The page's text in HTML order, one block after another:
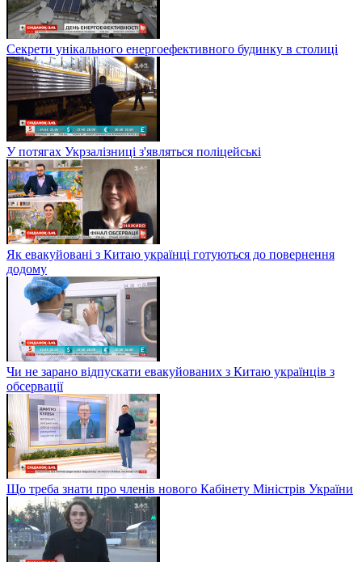
Секрети унікального енергоефективного будинку в столиці
У потягах Укрзалізниці з'являться поліцейські
Як евакуйовані з Китаю українці готуються до повернення
додому
Чи не зарано відпускати евакуйованих з Китаю українців з
обсервації
Що треба знати про членів нового Кабінету Міністрів України